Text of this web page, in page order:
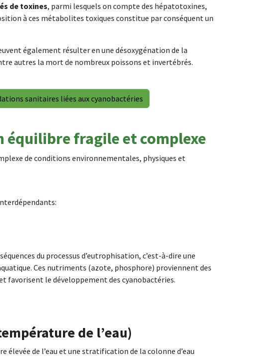
de toxines, parmi lesquels on compte des hépatotoxines,
à ces métabolites toxiques constitue par conséquent un
également résulter en une désoxygénation de la
autres la mort de nombreux poissons et invertébrés.
sanitaires liées aux cyanobactéries
équilibre fragile et complexe
de conditions environnementales, physiques et
du processus d’eutrophisation, c’est-à-dire une
Ces nutriments (azote, phosphore) proviennent des
favorisent le développement des cyanobactéries.
de l’eau)
de l’eau et une stratification de la colonne d’eau